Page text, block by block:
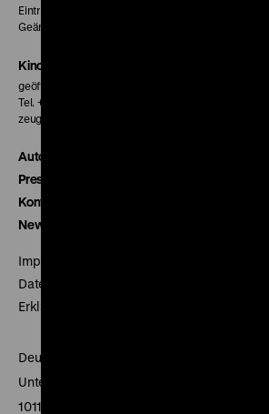
Eintritt 5 €
Geänderte Preise sind im Programm vermerkt.
Kinokasse
geöffnet 30 Minuten vor Beginn der ersten
Tel. + 49 30 20304-770
zeughauskino@dhm.de
Autor*innen
Presse
Kontakt
Newsletter
Impressum
Datenschutz
Erklärung digitale Barrierefreiheit
Deutsches Historisches Museum
Unter den Linden 2
10117 Berlin